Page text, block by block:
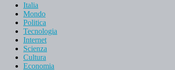
Italia
Mondo
Politica
Tecnologia
Internet
Scienza
Cultura
Economia